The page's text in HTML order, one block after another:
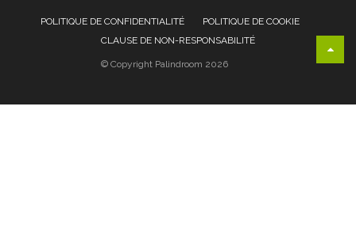
POLITIQUE DE CONFIDENTIALITÉ
POLITIQUE DE COOKIE
CLAUSE DE NON-RESPONSABILITÉ
© Copyright Palindroom 2026